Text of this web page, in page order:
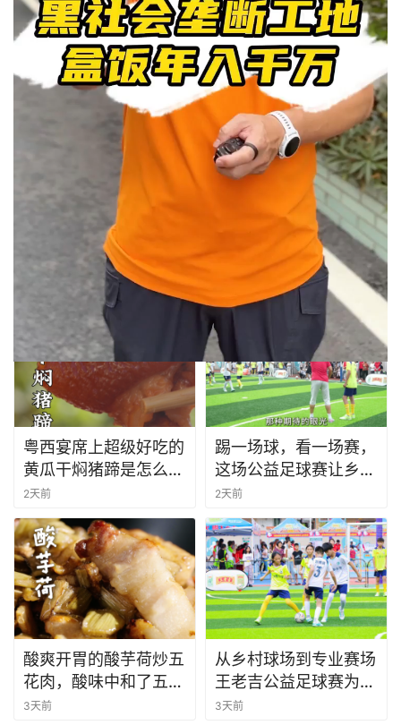
下一篇
2026年7月8日 11:16
相关推荐
8月8日，顺德全城开
燃！三大会场，解锁运
更好入口，精致小巧版
本的松子鱼，进阶版菊
花鱼来啦~#潮汕美食
#纪录片 #老广的味道
#
粤西宴席上超级好吃的
黄瓜干焖猪蹄是怎么做
的？教程来啦！#粤西
美食 #纪录片 #老广的
味道 #
2天前
踢一场球，看一场赛，
这场公益足球赛让乡村
孩子圆了绿茵梦
2天前
酸爽开胃的酸芋荷炒五
花肉，酸味中和了五花
肉的肥腻。#客家美食
3天前
从乡村球场到专业赛场
王老吉公益足球赛为乡
村儿童筑梦
3天前